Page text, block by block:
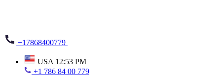
+17868400779
USA 12:53 PM
+1 786 84 00 779